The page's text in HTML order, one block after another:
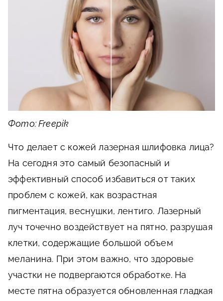
Фото: Freepik
Что делает с кожей лазерная шлифовка лица?
На сегодня это самый безопасный и
эффективный способ избавиться от таких
проблем с кожей, как возрастная
пигментация, веснушки, лентиго. Лазерный
луч точечно воздействует на пятно, разрушая
клетки, содержащие большой объем
меланина. При этом важно, что здоровые
участки не подвергаются обработке. На
месте пятна образуется обновленная гладкая